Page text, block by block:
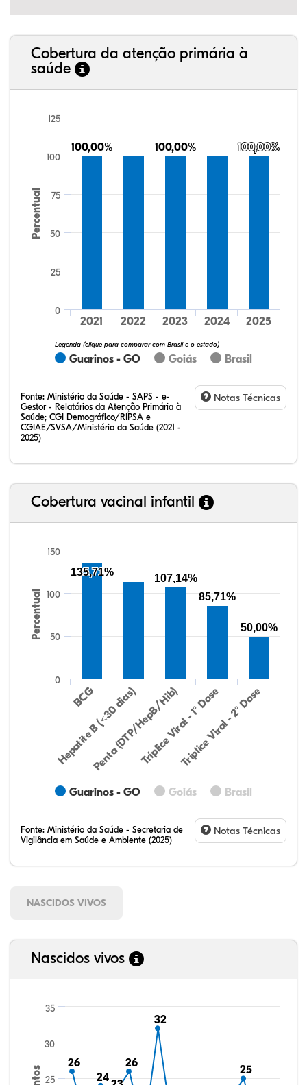
Cobertura da atenção primária à
saúde
Percentual
100,00%
100,00% 100,00%
100,00% 100,00%
100,00%
Guarinos - GO Goiás Brasil
Legenda (clique para comparar com Brasil e o estado)
2021 2022 2023 2024 2025
0
25
50
75
100
125
Fonte: Ministério da Saúde - SAPS - e-
Gestor - Relatórios da Atenção Primária à
Saúde; CGI Demográfico/RIPSA e
CGIAE/SVSA/Ministério da Saúde (2021 -
2025)
Notas Técnicas
Cobertura vacinal infantil
Percentual
Guarinos - GO Goiás Brasil
BCG
Hepatite B (<30 dias)
Penta (DTP/HepB/Hib)Tríplice Viral - 1° Dose
Tríplice Viral - 2° Dose
0
50
100
150
135,71%
107,14%
85,71%
50,00%
Fonte: Ministério da Saúde - Secretaria de
Vigilância em Saúde e Ambiente (2025)
Notas Técnicas
NASCIDOS VIVOS
Nascidos vivos
26
26
24
24
26
26
32
32
25
25
25
30
35